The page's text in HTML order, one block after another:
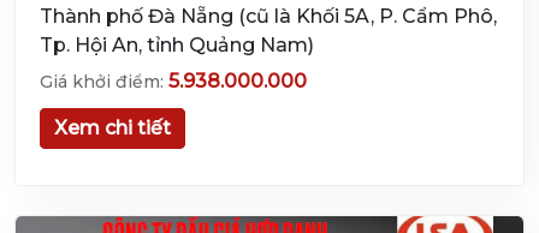
Thành phố Đà Nẵng (cũ là Khối 5A, P. Cẩm Phô,
Tp. Hội An, tỉnh Quảng Nam)
Giá khởi điểm: 5.938.000.000
Xem chi tiết